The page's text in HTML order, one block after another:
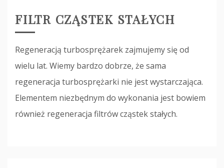
FILTR CZĄSTEK STAŁYCH
Regeneracją turbosprężarek zajmujemy się od
wielu lat. Wiemy bardzo dobrze, że sama
regeneracja turbosprężarki nie jest wystarczająca.
Elementem niezbędnym do wykonania jest bowiem
również regeneracja filtrów cząstek stałych.